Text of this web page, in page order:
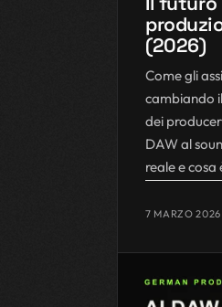
(2026)
Come gli
cambiando
dei
DAW al
reale e cosa
7 MARZO 2026